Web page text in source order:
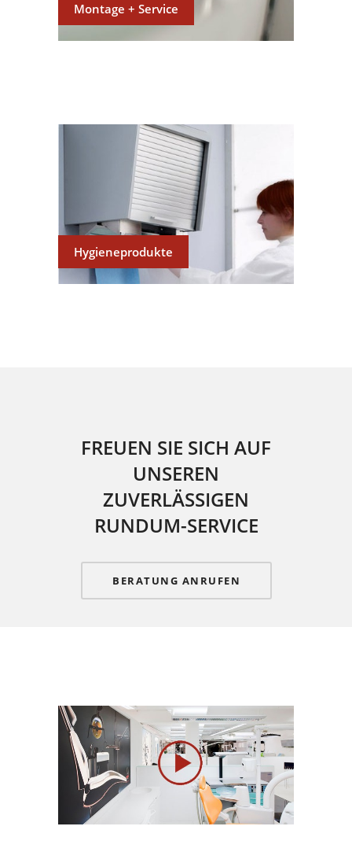
Montage + Service
Hygieneprodukte
FREUEN SIE SICH AUF
UNSEREN
ZUVERLÄSSIGEN
RUNDUM-SERVICE
BERATUNG ANRUFEN